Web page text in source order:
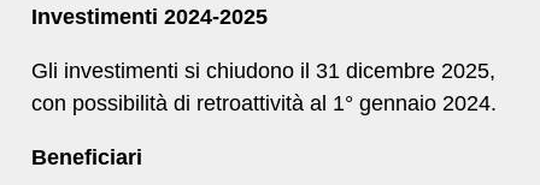
Investimenti 2024-2025
Gli investimenti si chiudono il 31 dicembre 2025,
con possibilità di retroattività al 1° gennaio 2024.
Beneficiari